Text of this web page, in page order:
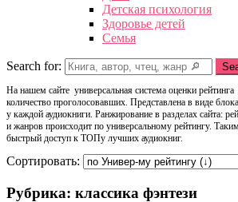
Детская психология
Здоровье детей
Семья
Search for:
На нашем сайте универсальная система оценки
количество проголосовавших. Представлена в виде
у каждой аудиокниги. Ранжирование в разделах сайта:
и жанров происходит по универсальному рейтингу.
быстрый доступ к ТОПу лучших аудиокниг.
Сортировать:
Рубрика: классика фэнтези